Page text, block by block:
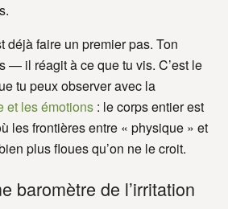
déjà faire un premier pas. Ton
— il réagit à ce que tu vis. C’est le
tu peux observer avec la
et les émotions : le corps entier est
les frontières entre « physique » et
plus floues qu’on ne le croit.
baromètre de l’irritation